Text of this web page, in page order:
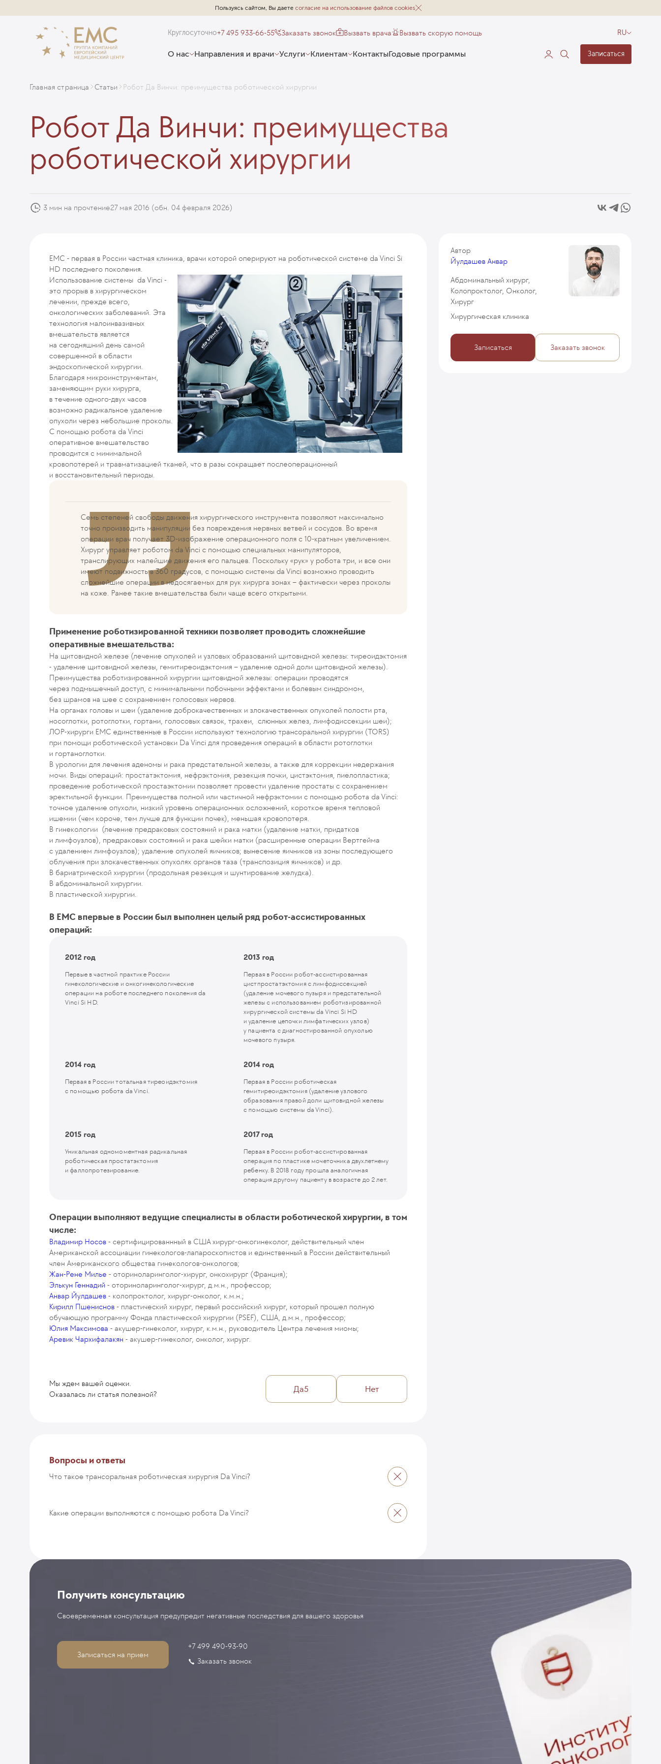
Пользуясь сайтом, Вы даете согласие на использование файлов cookies
Круглосуточно+7 495 933-66-55 Заказать звонок Вызвать врача Вызвать скорую помощь RU
О нас Направления и врачи Услуги Клиентам КонтактыГодовые программы Записаться
Главная страница Статьи Робот Да Винчи: преимущества роботической хирургии
Робот Да Винчи: преимущества
роботической хирургии
3 мин на прочтение27 мая 2016 (обн. 04 февраля 2026)
ЕМС - первая в России частная клиника, врачи которой оперируют на роботической системе da Vinci Si
HD последнего поколения.
Использование системы da Vinci -
это прорыв в хирургическом
лечении, прежде всего,
онкологических заболеваний. Эта
технология малоинвазивных
вмешательств является
на сегодняшний день самой
совершенной в области
эндоскопической хирургии.
Благодаря микроинструментам,
заменяющим руки хирурга,
в течение одного-двух часов
возможно радикальное удаление
опухоли через небольшие проколы.
С помощью робота da Vinci
оперативное вмешательство
проводится с минимальной
кровопотерей и травматизацией тканей, что в разы сокращает послеоперационный
и восстановительный периоды.
Семь степеней свободы движения хирургического инструмента позволяют максимально
точно производить манипуляции без повреждения нервных ветвей и сосудов. Во время
операции врач получает 3D-изображение операционного поля с 10-кратным увеличением.
Хирург управляет роботом da Vinci с помощью специальных манипуляторов,
транслирующих малейшие движения его пальцев. Поскольку «рук» у робота три, и все они
имеют подвижность в 360 градусов, с помощью системы da Vinci возможно проводить
сложнейшие операции в недосягаемых для рук хирурга зонах – фактически через проколы
на коже. Ранее такие вмешательства были чаще всего открытыми.
Применение роботизированной техники позволяет проводить сложнейшие
оперативные вмешательства:
На щитовидной железе (лечение опухолей и узловых образований щитовидной железы: тиреоидэктомия
- удаление щитовидной железы, гемитиреоидэктомия – удаление одной доли щитовидной железы).
Преимущества роботизированной хирургии щитовидной железы: операции проводятся
через подмышечный доступ, с минимальными побочными эффектами и болевым синдромом,
без шрамов на шее с сохранением голосовых нервов.
На органах головы и шеи (удаление доброкачественных и злокачественных опухолей полости рта,
носоглотки, ротоглотки, гортани, голосовых связок, трахеи, слюнных желез, лимфодиссекции шеи);
ЛОР-хирурги EMC единственные в России используют технологию трансоральной хирургии (TORS)
при помощи роботической установки Da Vinci для проведения операций в области ротоглотки
и гортаноглотки.
В урологии для лечения аденомы и рака предстательной железы, а также для коррекции недержания
мочи. Виды операций: простатэктомия, нефрэктомия, резекция почки, цистэктомия, пиелопластика;
проведение роботической простаэктомии позволяет провести удаление простаты с сохранением
эректильной функции. Преимущества полной или частичной нефрэктомии с помощью робота da Vinci:
точное удаление опухоли, низкий уровень операционных осложнений, короткое время тепловой
ишемии (чем короче, тем лучше для функции почек), меньшая кровопотеря.
В гинекологии (лечение предраковых состояний и рака матки (удаление матки, придатков
и лимфоузлов), предраковых состояний и рака шейки матки (расширенные операции Вертгейма
с удалением лимфоузлов); удаление опухолей яичников; вынесение яичников из зоны последующего
облучения при злокачественных опухолях органов таза (транспозиция яичников) и др.
В бариатрической хирургии (продольная резекция и шунтирование желудка).
В абдоминальной хирургии.
В пластической хирургии.
В EMС впервые в России был выполнен целый ряд робот-ассистированных
операций:
2012 год
Первые в частной практике России
гинекологические и онкогинекологические
операции на роботе последнего поколения da
Vinci Si HD.
2013 год
Первая в России робот-ассистированная
цистпростатэктомия с лимфодиссекцией
(удаление мочевого пузыря и предстательной
железы с использованием роботизированной
хирургической системы da Vinci Si HD
и удаление цепочки лимфатических узлов)
у пациента с диагностированной опухолью
мочевого пузыря.
2014 год
Первая в России тотальная тиреоидэктомия
с помощью робота da Vinci.
2014 год
Первая в России роботическая
гемитиреоидэктомия (удаление узлового
образования правой доли щитовидной железы
с помощью системы da Vinci).
2015 год
Уникальная одномоментная радикальная
роботическая простатэктомия
и фаллопротезирование.
2017 год
Первая в России робот-ассистированная
операция по пластике мочеточника двухлетнему
ребенку. В 2018 году прошла аналогичная
операция другому пациенту в возрасте до 2 лет.
Операции выполняют ведущие специалисты в области роботической хирургии, в том
числе:
Владимир Носов - сертифицированнный в США хирург-онкогинеколог, действительный член
Американской ассоциации гинекологов-лапароскопистов и единственный в России действительный
член Американского общества гинекологов-онкологов;
Жан-Рене Милье - оториноларинголог-хирург, онкохирург (Франция);
Элькун Геннадий - оториноларинголог-хирург, д.м.н., профессор;
Анвар Йулдашев - колопроктолог, хирург-онколог, к.м.н.;
Кирилл Пшениснов - пластический хирург, первый российский хирург, который прошел полную
обучающую программу Фонда пластической хирургии (PSEF), США, д.м.н., профессор;
Юлия Максимова - акушер-гинеколог, хирург, к.м.н., руководитель Центра лечения миомы;
Аревик Чархифалакян - акушер-гинеколог, онколог, хирург.
Мы ждем вашей оценки.
Оказалась ли статья полезной?
Да5 Нет
ОТПРАВИТЬ
Вопросы и ответы
Что такое трансоральная роботическая хирургия Da Vinci?
Какие операции выполняются с помощью робота Da Vinci?
Автор
Йулдашев Анвар
Абдоминальный хирург,
Колопроктолог, Онколог,
Хирург
Хирургическая клиника
Записаться Заказать звонок
Получить консультацию
Своевременная консультация предупредит негативные последствия для вашего здоровья
Записаться на прием
+7 499 490-93-90
Заказать звонок